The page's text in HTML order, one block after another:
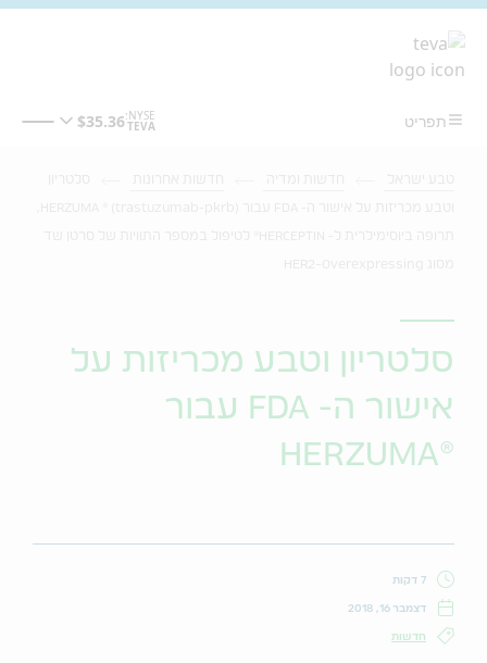
סלטריון וטבע מכריזות על
אישור ה- FDA עבור
®HERZUMA
7 דקות
דצמבר 16, 2018
חדשות